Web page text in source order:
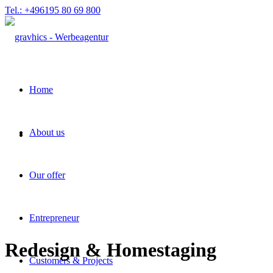
Tel.: +496195 80 69 800
Home
About us
Our offer
Entrepreneur
Customers & Projects
Redesign & Homestaging